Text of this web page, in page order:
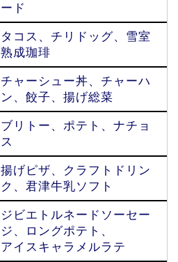
ード
タコス、チリドッグ、雪室
熟成珈琲
チャーシュー丼、チャーハ
ン、餃子、揚げ総菜
ブリトー、ポテト、ナチョ
ス
揚げピザ、クラフトドリン
ク、君津牛乳ソフト
ジビエトルネードソーセー
ジ、ロングポテト、
アイスキャラメルラテ